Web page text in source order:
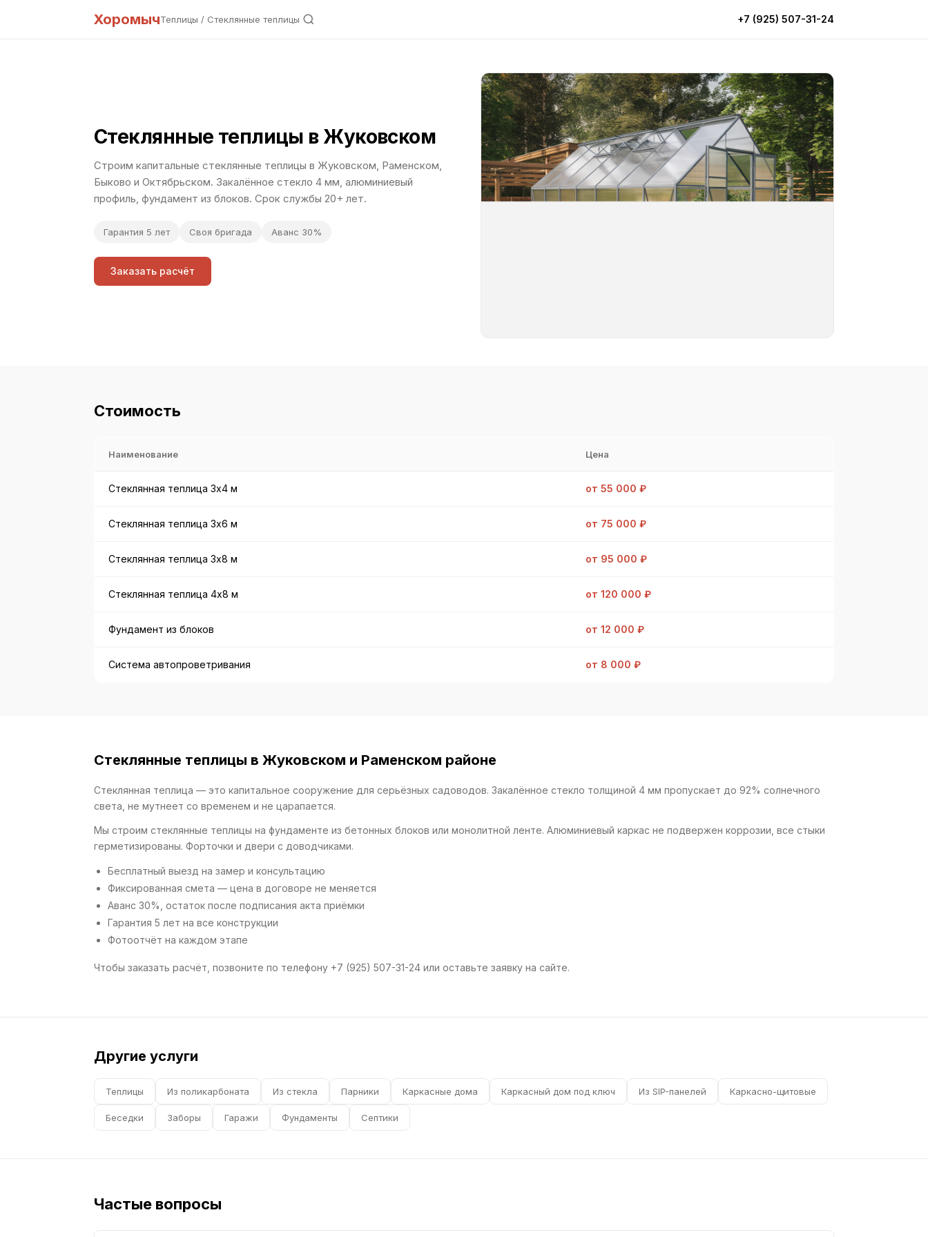
ХоромычТеплицы / Стеклянные теплицы +7 (925) 507-31-24
Стеклянные теплицы в Жуковском
Строим капитальные стеклянные теплицы в Жуковском, Раменском,
Быково и Октябрьском. Закалённое стекло 4 мм, алюминиевый
профиль, фундамент из блоков. Срок службы 20+ лет.
Гарантия 5 лет Своя бригада Аванс 30%
Заказать расчёт
Стоимость
Наименование Цена
Стеклянная теплица 3x4 м от 55 000 ₽
Стеклянная теплица 3x6 м от 75 000 ₽
Стеклянная теплица 3x8 м от 95 000 ₽
Стеклянная теплица 4x8 м от 120 000 ₽
Фундамент из блоков от 12 000 ₽
Система автопроветривания от 8 000 ₽
Стеклянные теплицы в Жуковском и Раменском районе
Стеклянная теплица — это капитальное сооружение для серьёзных садоводов. Закалённое стекло толщиной 4 мм пропускает до 92% солнечного
света, не мутнеет со временем и не царапается.
Мы строим стеклянные теплицы на фундаменте из бетонных блоков или монолитной ленте. Алюминиевый каркас не подвержен коррозии, все стыки
герметизированы. Форточки и двери с доводчиками.
Бесплатный выезд на замер и консультацию
Фиксированная смета — цена в договоре не меняется
Аванс 30%, остаток после подписания акта приёмки
Гарантия 5 лет на все конструкции
Фотоотчёт на каждом этапе
Чтобы заказать расчёт, позвоните по телефону +7 (925) 507-31-24 или оставьте заявку на сайте.
Другие услуги
Теплицы Из поликарбоната Из стекла Парники Каркасные дома Каркасный дом под ключ Из SIP-панелей Каркасно-щитовые
Беседки Заборы Гаражи Фундаменты Септики
Частые вопросы